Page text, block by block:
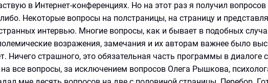
в Интернет-конференциях. Но на этот раз я получил
Некоторые вопросы на полстраницы, на страницу и
интервью. Многие вопросы, как и бывает в подобных
возражения, замечания и их авторам важнее было
Ничего страшного, это обязательная часть программы в
все вопросы, за исключением вопросов Олега Рышкова,